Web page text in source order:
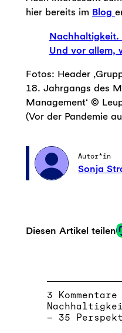
hier bereits im Blog
Nachhaltigkeit.
Und vor allem,
Fotos: Header
18. Jahrgangs des
Management‘ ©
(Vor der Pandemie
Autor*in
Sonja
Diesen Artikel teilen
3 Kommentare
– 35